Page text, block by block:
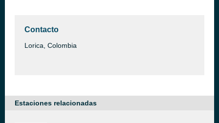
Contacto
Lorica, Colombia
Estaciones relacionadas